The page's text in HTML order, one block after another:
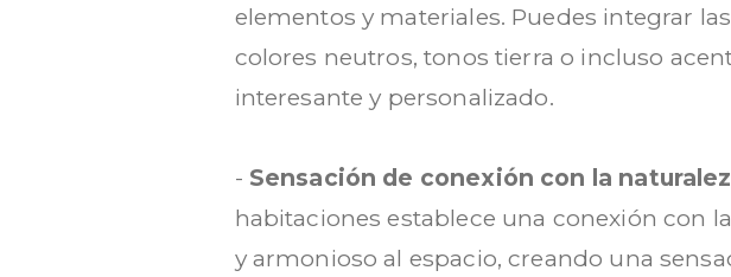
elementos y materiales. Puedes integrar
colores neutros, tonos tierra o incluso
interesante y personalizado.
- Sensación de conexión con la
habitaciones establece una conexión con
y armonioso al espacio, creando una